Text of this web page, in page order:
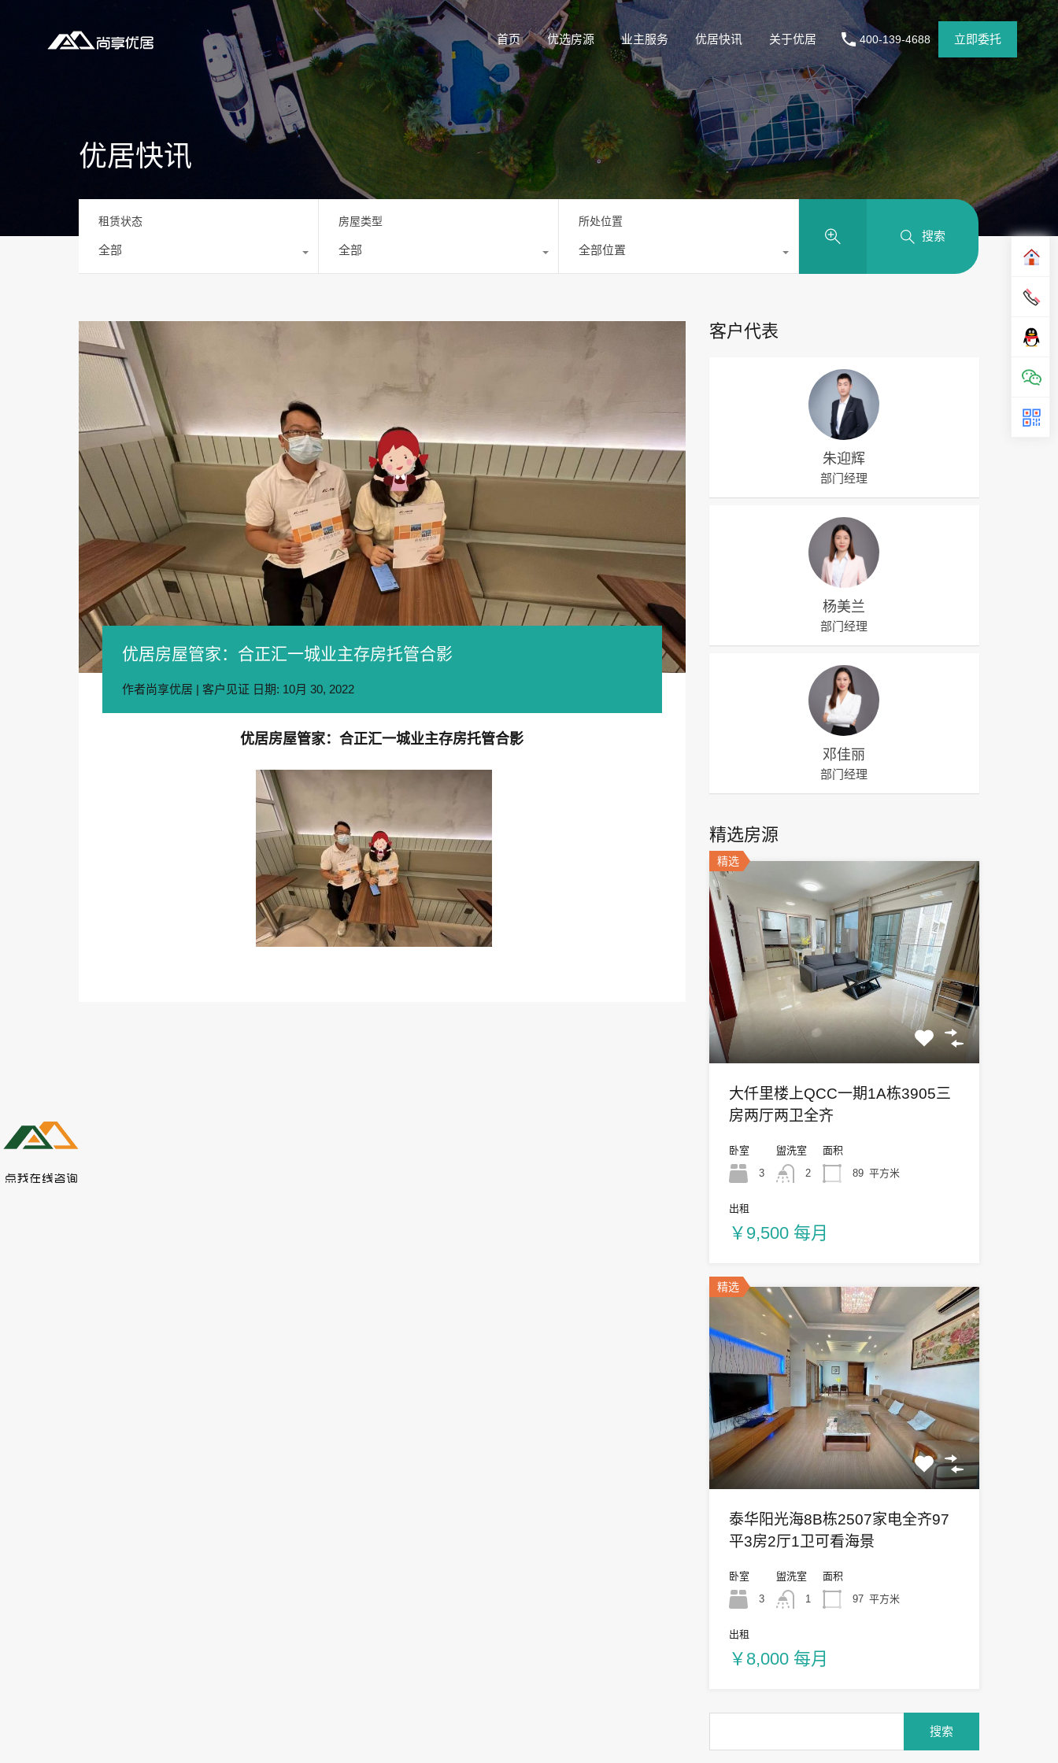
首页 优选房源 业主服务 优居快讯 关于优居 400-139-4688 立即委托
优居快讯
租赁状态
全部
房屋类型
全部
所处位置
全部位置
搜索
优居房屋管家：合正汇一城业主存房托管合影
作者尚享优居 | 客户见证 日期: 10月 30, 2022
优居房屋管家：合正汇一城业主存房托管合影
客户代表
朱迎辉
部门经理
杨美兰
部门经理
邓佳丽
部门经理
精选房源
精选
大仟里楼上QCC一期1A栋3905三
房两厅两卫全齐
卧室
3
盥洗室
2
面积
89 平方米
出租
￥9,500 每月
精选
泰华阳光海8B栋2507家电全齐97
平3房2厅1卫可看海景
卧室
3
盥洗室
1
面积
97 平方米
出租
￥8,000 每月